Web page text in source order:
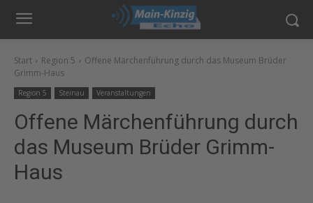
Start Region 5
Offene Märchenführung durch das Museum Brüder
Grimm-Haus
Region 5 Steinau Veranstaltungen
Offene Märchenführung durch
das Museum Brüder Grimm-
Haus